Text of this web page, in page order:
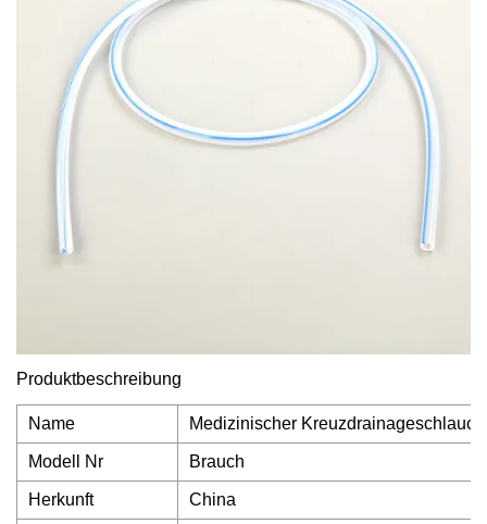
Produktbeschreibung
Name Medizinischer Kreuzdrainageschlauch
Modell Nr Brauch
Herkunft China